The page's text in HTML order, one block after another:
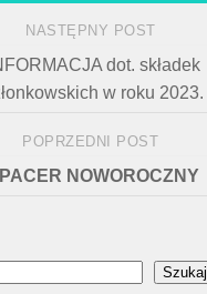
NASTĘPNY POST
dot. składek
w roku 2023.
POPRZEDNI POST
NOWOROCZNY
Szukaj